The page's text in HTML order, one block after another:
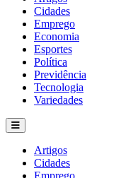
Cidades
Emprego
Economia
Esportes
Política
Previdência
Tecnologia
Variedades
Artigos
Cidades
Emprego